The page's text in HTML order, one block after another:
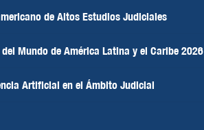
de Altos Estudios Judiciales
Mundo de América Latina y el Caribe 2026
Artificial en el Ámbito Judicial